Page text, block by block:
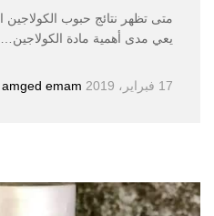
متى تظهر نتائج حبوب الكولاجين
يعي مدى أهمية مادة الكولاجين…
17 فبراير، 2019 amged emam